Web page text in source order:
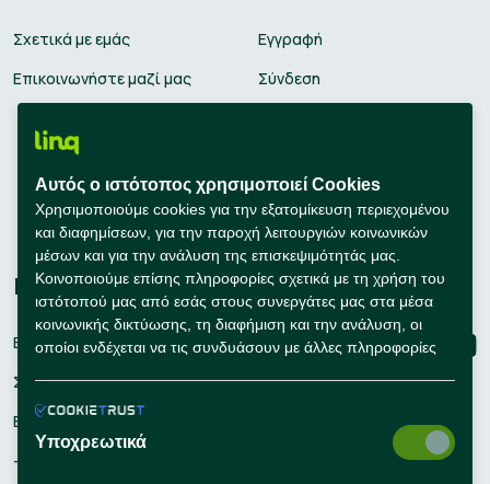
Σχετικά με εμάς
Επικοινωνήστε μαζί μας
Εγγραφή
Σύνδεση
Εκπαίδευση
Συμβουλές Καριέρας
Εταιρείες
Εγγραφή
Σύνδεση
Εργαλεία Προσλήψεων
– Self Service Hiring Solutions
Connect with us
Αυτός ο ιστότοπος χρησιμοποιεί Cookies
Χρησιμοποιούμε cookies για την εξατομίκευση περιεχομένου
και διαφημίσεων, για την παροχή λειτουργιών κοινωνικών
μέσων και για την ανάλυση της επισκεψιμότητάς μας.
Κοινοποιούμε επίσης πληροφορίες σχετικά με τη χρήση του
ιστότοπού μας από εσάς στους συνεργάτες μας στα μέσα
κοινωνικής δικτύωσης, τη διαφήμιση και την ανάλυση, οι
οποίοι ενδέχεται να τις συνδυάσουν με άλλες πληροφορίες
Υποχρεωτικά